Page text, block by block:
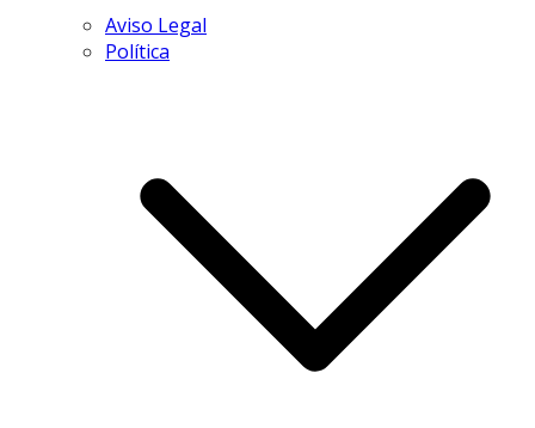
Aviso Legal
Política